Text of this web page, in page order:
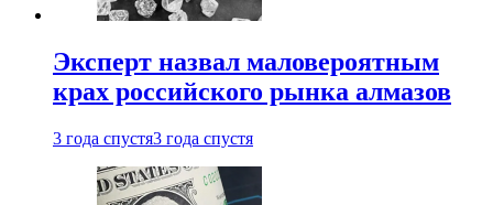
Эксперт назвал маловероятным
крах российского рынка алмазов
3 года спустя3 года спустя